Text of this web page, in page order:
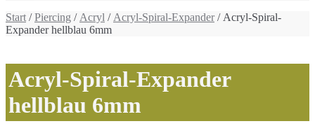
Start /Piercing / Acryl / Acryl-Spiral-Expander/ Acryl-Spiral-
Expander hellblau 6mm
Acryl-Spiral-Expander
hellblau 6mm